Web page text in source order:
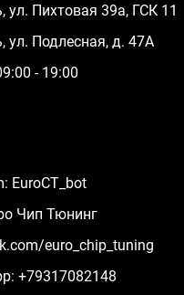
ул. Пихтовая 39а, ГСК 11
ул. Подлесная, д. 47А
- 19:00
EuroCT_bot
Чип Тюнинг
euro_chip_tuning
+79317082148